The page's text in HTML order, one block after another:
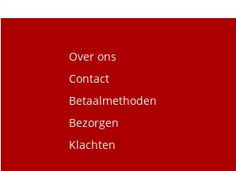
Over ons
Contact
Betaalmethoden
Bezorgen
Klachten